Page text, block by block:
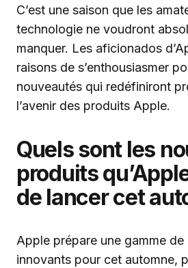
C’est une saison que les
technologie ne voudront
manquer. Les aficionados
raisons de s’enthousiasmer
nouveautés qui redéfiniront
l’avenir des produits Apple.
Quels sont les
produits
de lancer cet
Apple prépare une gamme
innovants pour cet automne,